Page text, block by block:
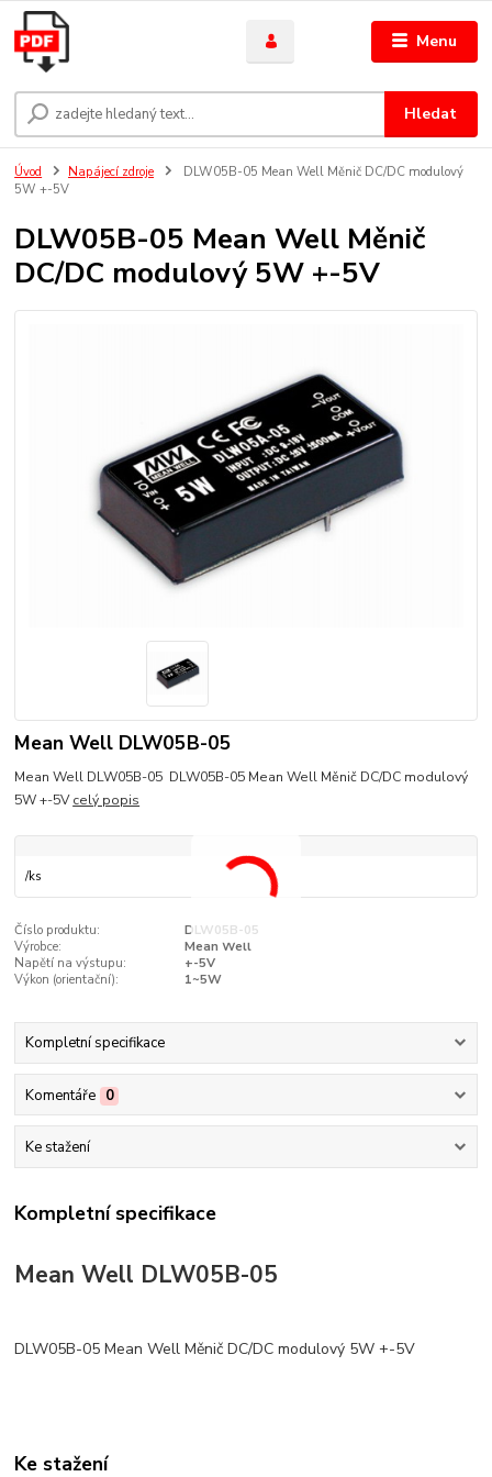
Menu
Hledat
Úvod Napájecí zdroje
DLW05B-05 Mean Well Měnič DC/DC modulový
5W +-5V
DLW05B-05 Mean Well Měnič
DC/DC modulový 5W +-5V
Mean Well DLW05B-05
Mean Well DLW05B-05 DLW05B-05 Mean Well Měnič DC/DC modulový
5W +-5Vcelý popis
/ks
Číslo produktu:
DLW05B-05
Výrobce:
Mean Well
Napětí na výstupu:
+-5V
Výkon (orientační):
1~5W
Kompletní specifikace
Komentáře 0
Ke stažení
Kompletní specifikace
Mean Well DLW05B-05
DLW05B-05 Mean Well Měnič DC/DC modulový 5W +-5V
Ke stažení